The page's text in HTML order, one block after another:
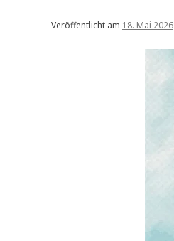
Veröffentlicht am 18. Mai 2026